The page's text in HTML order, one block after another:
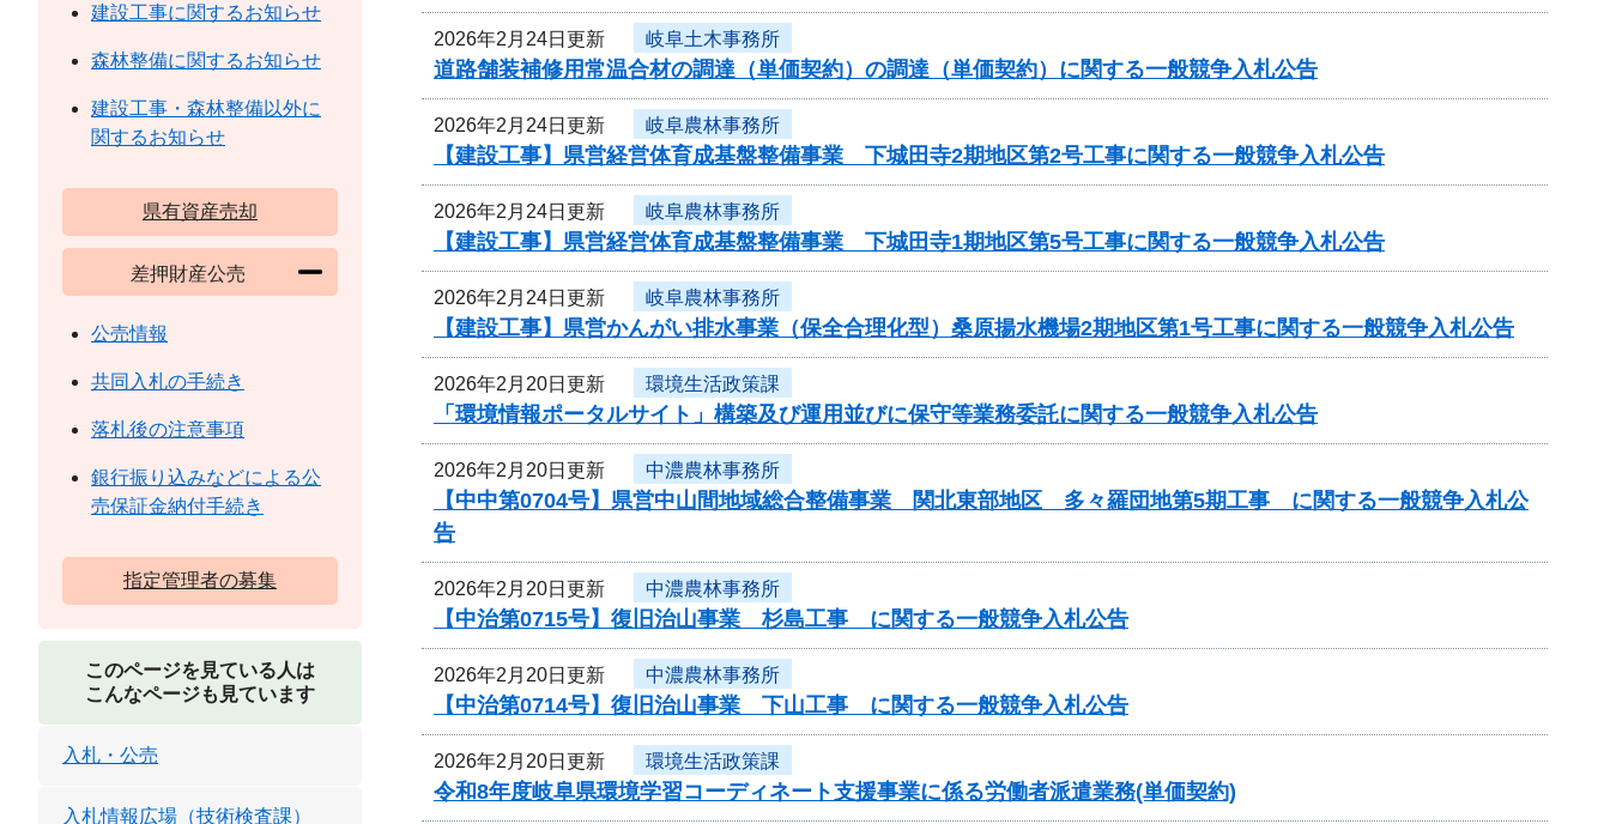
2026年2月24日更新 岐阜土木事務所
道路舗装補修用常温合材の調達（単価契約）の調達（単価契約）に関する一般競争入札公告
2026年2月24日更新 岐阜農林事務所
【建設工事】県営経営体育成基盤整備事業 下城田寺2期地区第2号工事に関する一般競争入札公告
2026年2月24日更新 岐阜農林事務所
【建設工事】県営経営体育成基盤整備事業 下城田寺1期地区第5号工事に関する一般競争入札公告
2026年2月24日更新 岐阜農林事務所
【建設工事】県営かんがい排水事業（保全合理化型）桑原揚水機場2期地区第1号工事に関する一般競争入札公告
2026年2月20日更新 環境生活政策課
「環境情報ポータルサイト」構築及び運用並びに保守等業務委託に関する一般競争入札公告
2026年2月20日更新 中濃農林事務所
【中中第0704号】県営中山間地域総合整備事業 関北東部地区 多々羅団地第5期工事 に関する一般競争入札公
告
2026年2月20日更新 中濃農林事務所
【中治第0715号】復旧治山事業 杉島工事 に関する一般競争入札公告
2026年2月20日更新 中濃農林事務所
【中治第0714号】復旧治山事業 下山工事 に関する一般競争入札公告
2026年2月20日更新 環境生活政策課
令和8年度岐阜県環境学習コーディネート支援事業に係る労働者派遣業務(単価契約)
建設工事に関するお知らせ
森林整備に関するお知らせ
建設工事・森林整備以外に
関するお知らせ
県有資産売却
差押財産公売
公売情報
共同入札の手続き
落札後の注意事項
銀行振り込みなどによる公
売保証金納付手続き
指定管理者の募集
このページを見ている人は
こんなページも見ています
入札・公売
入札情報広場（技術検査課）